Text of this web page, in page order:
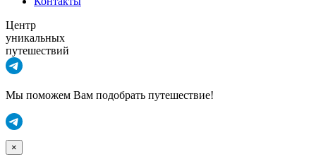
Центр
уникальных
путешествий
Мы поможем Вам подобрать путешествие!
×